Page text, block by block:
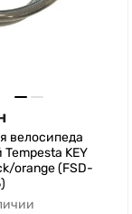
велосипеда
KEY
orange (FSD-